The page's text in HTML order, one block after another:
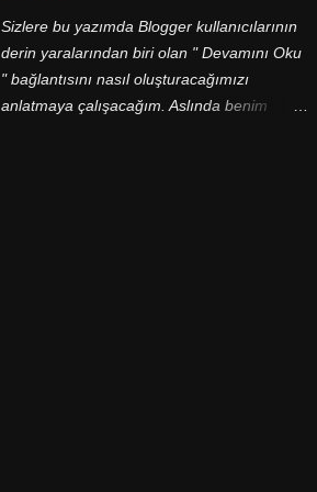
daha fazla ileri gitmek istemiyorum. Çünkü
ben, çünkü ben... Çünkü ben İstanbul'un en
güzel manzaralarından birine sahip olan
Rumeli'yi anlatmak istiyorum.
Sizlere bu yazımda Blogger kullanıcılarının
derin yaralarından biri olan " Devamını Oku
" bağlantısını nasıl oluşturacağımızı
anlatmaya çalışacağım. Aslında benim